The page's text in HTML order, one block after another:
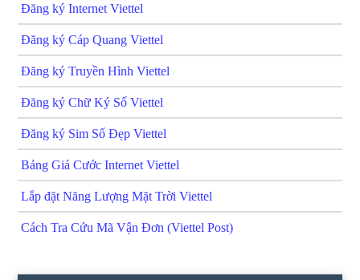
Đăng ký Internet Viettel
Đăng ký Cáp Quang Viettel
Đăng ký Truyền Hình Viettel
Đăng ký Chữ Ký Số Viettel
Đăng ký Sim Số Đẹp Viettel
Bảng Giá Cước Internet Viettel
Lắp đặt Năng Lượng Mặt Trời Viettel
Cách Tra Cứu Mã Vận Đơn (Viettel Post)